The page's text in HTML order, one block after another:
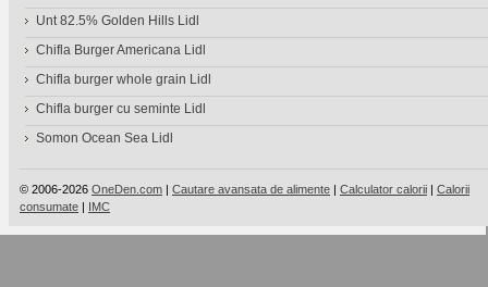
Unt 82.5% Golden Hills Lidl
Chifla Burger Americana Lidl
Chifla burger whole grain Lidl
Chifla burger cu seminte Lidl
Somon Ocean Sea Lidl
© 2006-2026 OneDen.com | Cautare avansata de alimente | Calculator calorii | Calorii
consumate | IMC